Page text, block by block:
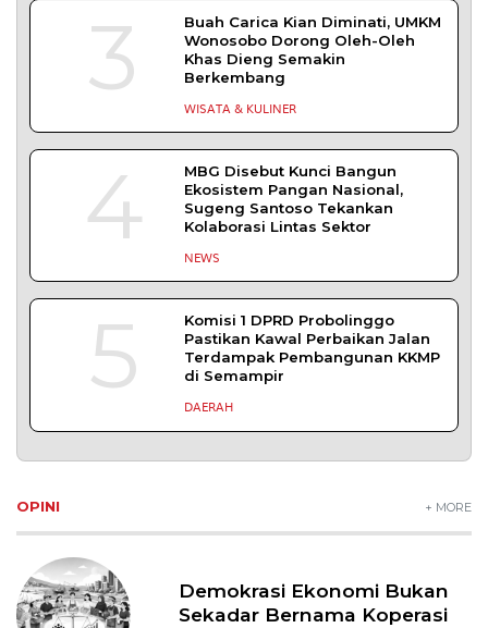
3
Buah Carica Kian Diminati, UMKM
Wonosobo Dorong Oleh-Oleh
Khas Dieng Semakin
Berkembang
WISATA & KULINER
4
MBG Disebut Kunci Bangun
Ekosistem Pangan Nasional,
Sugeng Santoso Tekankan
Kolaborasi Lintas Sektor
NEWS
5
Komisi 1 DPRD Probolinggo
Pastikan Kawal Perbaikan Jalan
Terdampak Pembangunan KKMP
di Semampir
DAERAH
OPINI + MORE
Demokrasi Ekonomi Bukan
Sekadar Bernama Koperasi